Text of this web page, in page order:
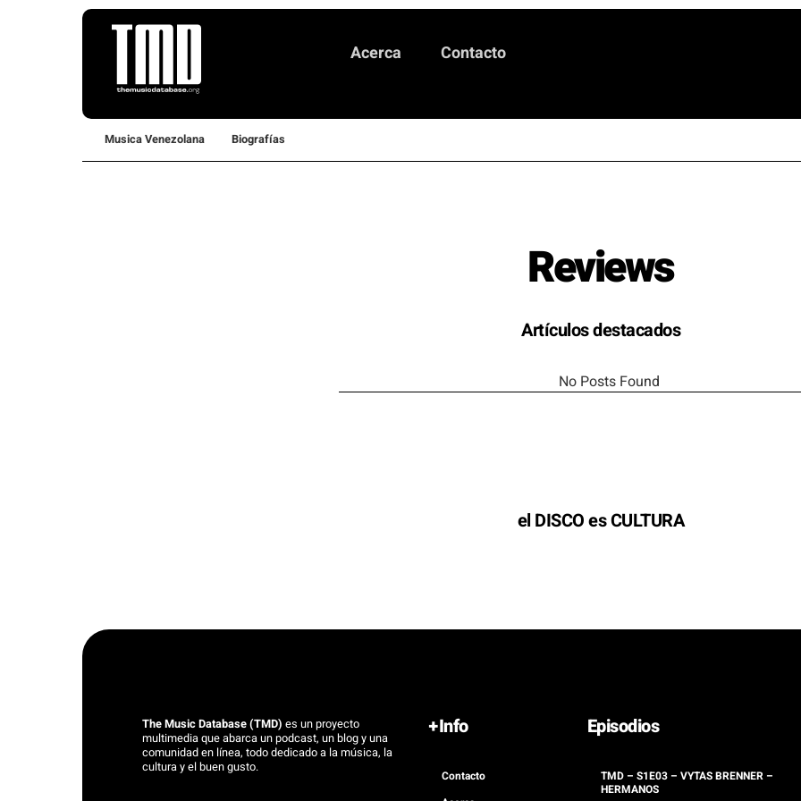
Musica Venezolana Biografías
Acerca Contacto
Reviews
Artículos destacados
No Posts Found
el DISCO es CULTURA
The Music Database(TMD) es un proyecto
multimedia que abarca un podcast, un blog y una
comunidad en línea, todo dedicado a la música, la
cultura y el buen gusto.
+Info
Contacto
Episodios
TMD – S1E03 – VYTAS BRENNER –
HERMANOS